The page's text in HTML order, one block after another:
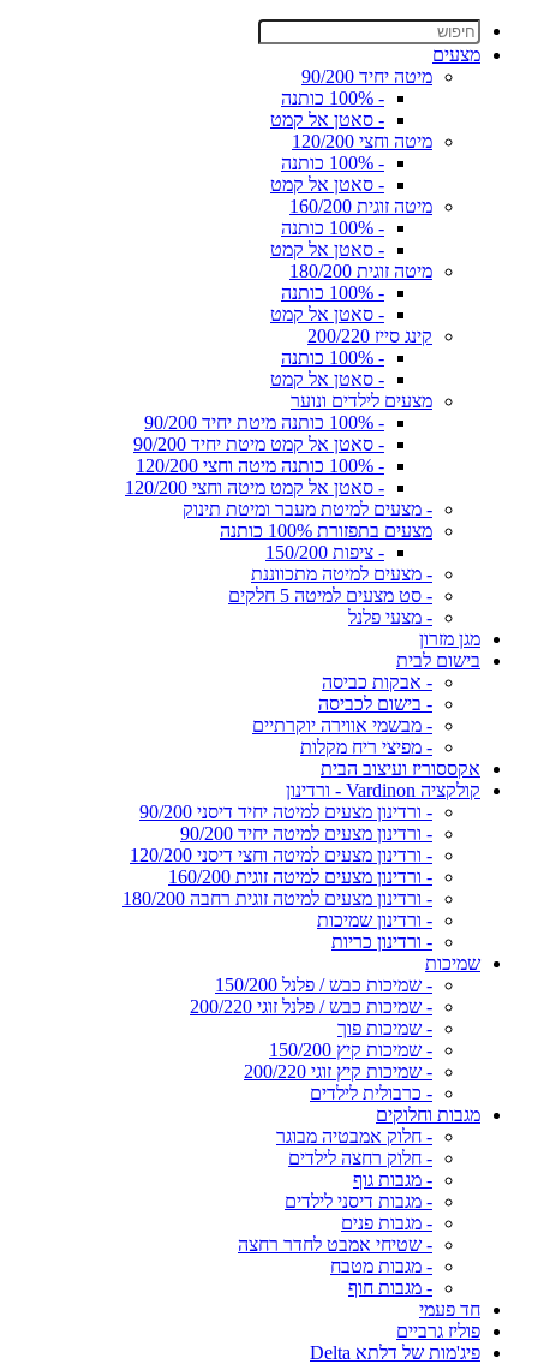
מצעים
מיטה יחיד 90/200
- 100% כותנה
- סאטן אל קמט
מיטה וחצי 120/200
- 100% כותנה
- סאטן אל קמט
מיטה זוגית 160/200
- 100% כותנה
- סאטן אל קמט
מיטה זוגית 180/200
- 100% כותנה
- סאטן אל קמט
קינג סייז 200/220
- 100% כותנה
- סאטן אל קמט
מצעים לילדים ונוער
- 100% כותנה מיטת יחיד 90/200
- סאטן אל קמט מיטת יחיד 90/200
- 100% כותנה מיטה וחצי 120/200
- סאטן אל קמט מיטה וחצי 120/200
- מצעים למיטת מעבר ומיטת תינוק
מצעים בתפזורת 100% כותנה
- ציפות 150/200
- מצעים למיטה מתכווננת
- סט מצעים למיטה 5 חלקים
- מצעי פלנל
מגן מזרון
בישום לבית
- אבקות כביסה
- בישום לכביסה
- מבשמי אווירה יוקרתיים
- מפיצי ריח מקלות
אקססוריז ועיצוב הבית
קולקציה Vardinon - ורדינון
- ורדינון מצעים למיטה יחיד דיסני 90/200
- ורדינון מצעים למיטה יחיד 90/200
- ורדינון מצעים למיטה וחצי דיסני 120/200
- ורדינון מצעים למיטה זוגית 160/200
- ורדינון מצעים למיטה זוגית רחבה 180/200
- ורדינון שמיכות
- ורדינון כריות
שמיכות
- שמיכות כבש / פלנל 150/200
- שמיכות כבש / פלנל זוגי 200/220
- שמיכות פוך
- שמיכות קיץ 150/200
- שמיכות קיץ זוגי 200/220
- כרבולית לילדים
מגבות וחלוקים
- חלוק אמבטיה מבוגר
- חלוק רחצה לילדים
- מגבות גוף
- מגבות דיסני לילדים
- מגבות פנים
- שטיחי אמבט לחדר רחצה
- מגבות מטבח
- מגבות חוף
חד פעמי
פוליז גרביים
פיג'מות של דלתא Delta